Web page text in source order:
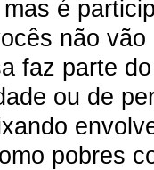
é
não
faz parte
ou de
pobres